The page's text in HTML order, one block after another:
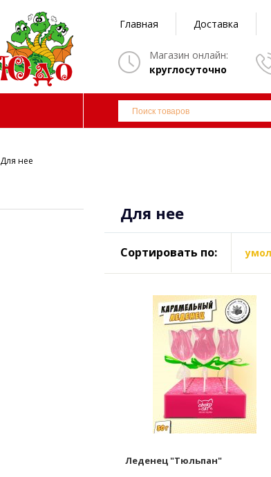
Главная Доставка
Магазин онлайн:
круглосуточно
Для нее
Для нее
Сортировать по:
Леденец "Тюльпан"